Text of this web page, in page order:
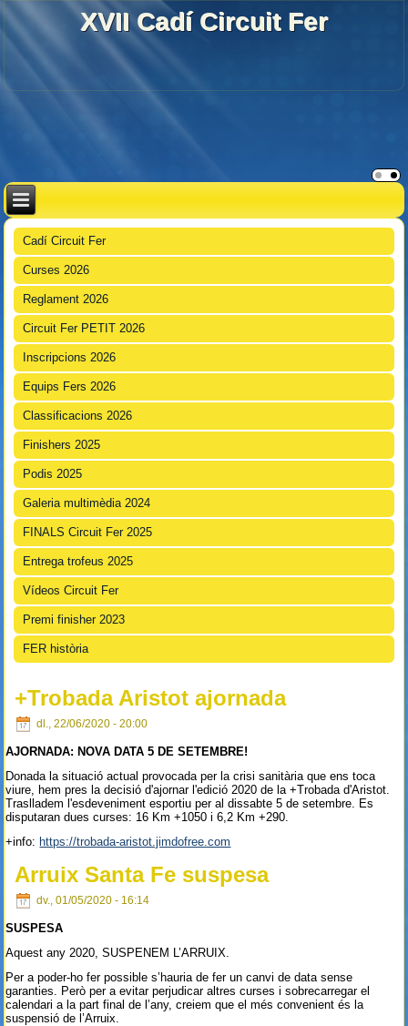
XVII Cadí Circuit Fer
Cadí Circuit Fer
Curses 2026
Reglament 2026
Circuit Fer PETIT 2026
Inscripcions 2026
Equips Fers 2026
Classificacions 2026
Finishers 2025
Podis 2025
Galeria multimèdia 2024
FINALS Circuit Fer 2025
Entrega trofeus 2025
Vídeos Circuit Fer
Premi finisher 2023
FER història
+Trobada Aristot ajornada
dl., 22/06/2020 - 20:00
AJORNADA: NOVA DATA 5 DE SETEMBRE!
Donada la situació actual provocada per la crisi sanitària que ens toca
viure, hem pres la decisió d'ajornar l'edició 2020 de la +Trobada d'Aristot.
Traslladem l'esdeveniment esportiu per al dissabte 5 de setembre. Es
disputaran dues curses: 16 Km +1050 i 6,2 Km +290.
+info: https://trobada-aristot.jimdofree.com
Arruix Santa Fe suspesa
dv., 01/05/2020 - 16:14
SUSPESA
Aquest any 2020, SUSPENEM L’ARRUIX.
Per a poder-ho fer possible s’hauria de fer un canvi de data sense
garanties. Però per a evitar perjudicar altres curses i sobrecarregar el
calendari a la part final de l’any, creiem que el més convenient és la
suspensió de l’Arruix.